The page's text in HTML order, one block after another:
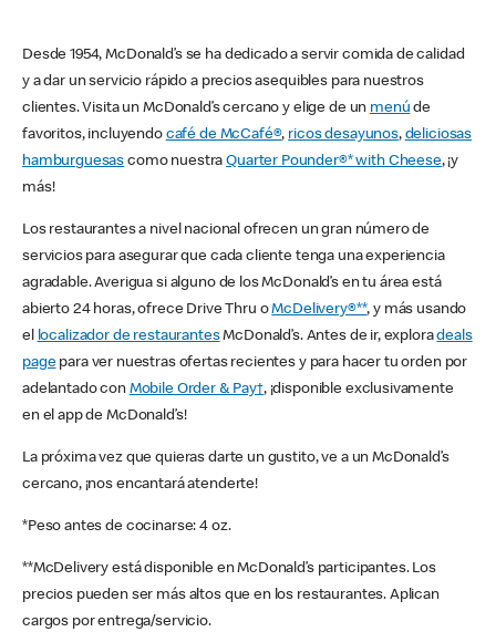
Desde 1954, McDonald’s se ha dedicado a servir comida de calidad
y a dar un servicio rápido a precios asequibles para nuestros
clientes. Visita un McDonald’s cercano y elige de un menú de
favoritos, incluyendo café de McCafé®, ricos desayunos, deliciosas
hamburguesas como nuestraQuarter Pounder®* with Cheese, ¡y
más!
Los restaurantes a nivel nacional ofrecen un gran número de
servicios para asegurar que cada cliente tenga una experiencia
agradable. Averigua si alguno de los McDonald’s en tu área está
abierto 24 horas, ofrece Drive Thru oMcDelivery®**, y más usando
el localizador de restaurantesMcDonald’s. Antes de ir, exploradeals
pagepara ver nuestras ofertas recientes y para hacer tu orden por
adelantado con Mobile Order & Pay†, ¡disponible exclusivamente
en el app de McDonald’s!
La próxima vez que quieras darte un gustito, ve a un McDonald’s
cercano, ¡nos encantará atenderte!
*Peso antes de cocinarse: 4 oz.
**McDelivery está disponible en McDonald’s participantes. Los
precios pueden ser más altos que en los restaurantes. Aplican
cargos por entrega/servicio.